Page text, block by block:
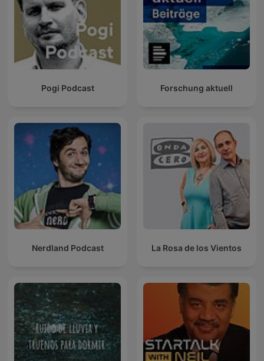
Pogi Podcast Forschung aktuell
Nerdland Podcast La Rosa de los Vientos